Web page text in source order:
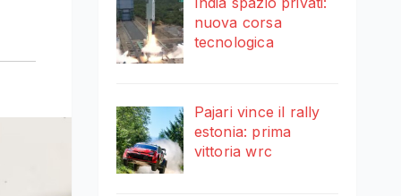
nuova corsa
tecnologica
Pajari vince il rally
estonia: prima
vittoria wrc